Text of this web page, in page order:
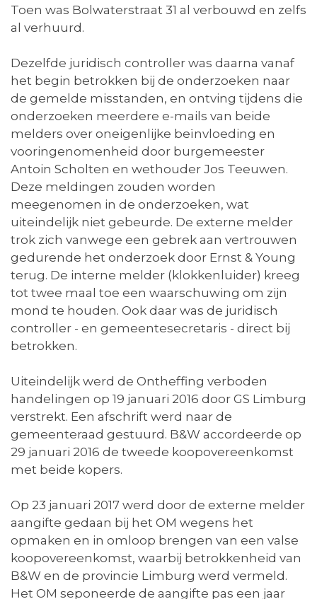
Toen was Bolwaterstraat 31 al verbouwd en zelfs
al verhuurd.
Dezelfde juridisch controller was daarna vanaf
het begin betrokken bij de onderzoeken naar
de gemelde misstanden, en ontving tijdens die
onderzoeken meerdere e-mails van beide
melders over oneigenlijke beïnvloeding en
vooringenomenheid door burgemeester
Antoin Scholten en wethouder Jos Teeuwen.
Deze meldingen zouden worden
meegenomen in de onderzoeken, wat
uiteindelijk niet gebeurde. De externe melder
trok zich vanwege een gebrek aan vertrouwen
gedurende het onderzoek door Ernst & Young
terug. De interne melder (klokkenluider) kreeg
tot twee maal toe een waarschuwing om zijn
mond te houden. Ook daar was de juridisch
controller - en gemeentesecretaris - direct bij
betrokken.
Uiteindelijk werd de Ontheffing verboden
handelingen op 19 januari 2016 door GS Limburg
verstrekt. Een afschrift werd naar de
gemeenteraad gestuurd. B&W accordeerde op
29 januari 2016 de tweede koopovereenkomst
met beide kopers.
Op 23 januari 2017 werd door de externe melder
aangifte gedaan bij het OM wegens het
opmaken en in omloop brengen van een valse
koopovereenkomst, waarbij betrokkenheid van
B&W en de provincie Limburg werd vermeld.
Het OM seponeerde de aangifte pas een jaar